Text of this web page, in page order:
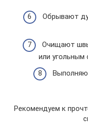
Обрывают
Очищают
или угольным
Рекомендуем к